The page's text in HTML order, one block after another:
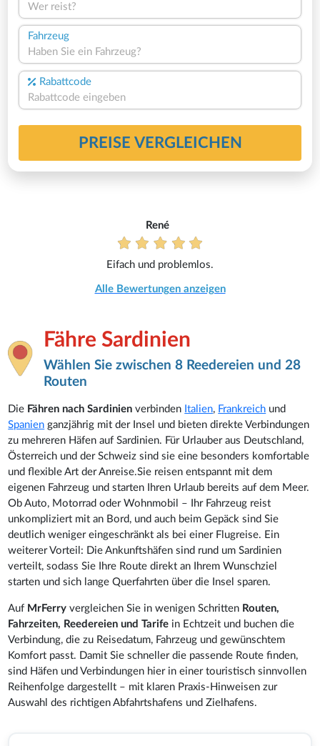
Wer reist?
Fahrzeug
Haben Sie ein Fahrzeug?
Rabattcode
PREISE VERGLEICHEN
René
Eifach und problemlos.
Alle Bewertungen anzeigen
Fähre Sardinien
Wählen Sie zwischen 8 Reedereien und 28
Routen
Die Fähren nach Sardinien verbinden Italien, Frankreich und
Spanien ganzjährig mit der Insel und bieten direkte Verbindungen
zu mehreren Häfen auf Sardinien. Für Urlauber aus Deutschland,
Österreich und der Schweiz sind sie eine besonders komfortable
und flexible Art der Anreise.Sie reisen entspannt mit dem
eigenen Fahrzeug und starten Ihren Urlaub bereits auf dem Meer.
Ob Auto, Motorrad oder Wohnmobil – Ihr Fahrzeug reist
unkompliziert mit an Bord, und auch beim Gepäck sind Sie
deutlich weniger eingeschränkt als bei einer Flugreise. Ein
weiterer Vorteil: Die Ankunftshäfen sind rund um Sardinien
verteilt, sodass Sie Ihre Route direkt an Ihrem Wunschziel
starten und sich lange Querfahrten über die Insel sparen.
Auf MrFerry vergleichen Sie in wenigen Schritten Routen,
Fahrzeiten, Reedereien und Tarife in Echtzeit und buchen die
Verbindung, die zu Reisedatum, Fahrzeug und gewünschtem
Komfort passt. Damit Sie schneller die passende Route finden,
sind Häfen und Verbindungen hier in einer touristisch sinnvollen
Reihenfolge dargestellt – mit klaren Praxis-Hinweisen zur
Auswahl des richtigen Abfahrtshafens und Zielhafens.